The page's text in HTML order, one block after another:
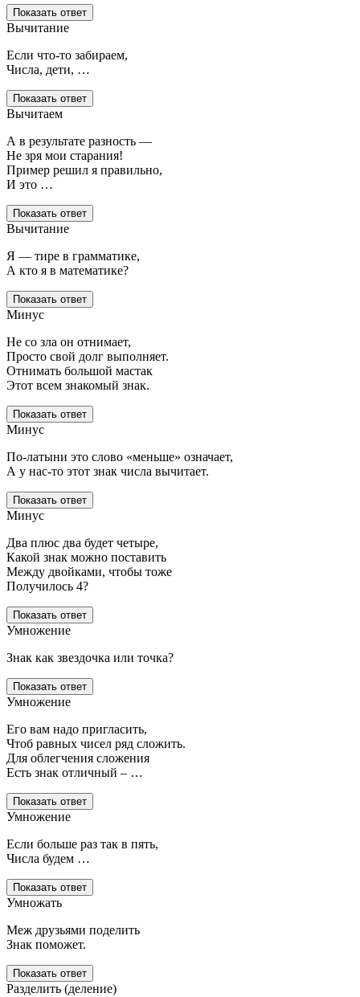
Показать ответ
Вычитание
Если что-то забираем,
Числа, дети, …
Показать ответ
Вычитаем
А в результате разность —
Не зря мои старания!
Пример решил я правильно,
И это …
Показать ответ
Вычитание
Я — тире в грамматике,
А кто я в математике?
Показать ответ
Минус
Не со зла он отнимает,
Просто свой долг выполняет.
Отнимать большой мастак
Этот всем знакомый знак.
Показать ответ
Минус
По-латыни это слово «меньше» означает,
А у нас-то этот знак числа вычитает.
Показать ответ
Минус
Два плюс два будет четыре,
Какой знак можно поставить
Между двойками, чтобы тоже
Получилось 4?
Показать ответ
Умножение
Знак как звездочка или точка?
Показать ответ
Умножение
Его вам надо пригласить,
Чтоб равных чисел ряд сложить.
Для облегчения сложения
Есть знак отличный – …
Показать ответ
Умножение
Если больше раз так в пять,
Числа будем …
Показать ответ
Умножать
Меж друзьями поделить
Знак поможет.
Показать ответ
Разделить (деление)